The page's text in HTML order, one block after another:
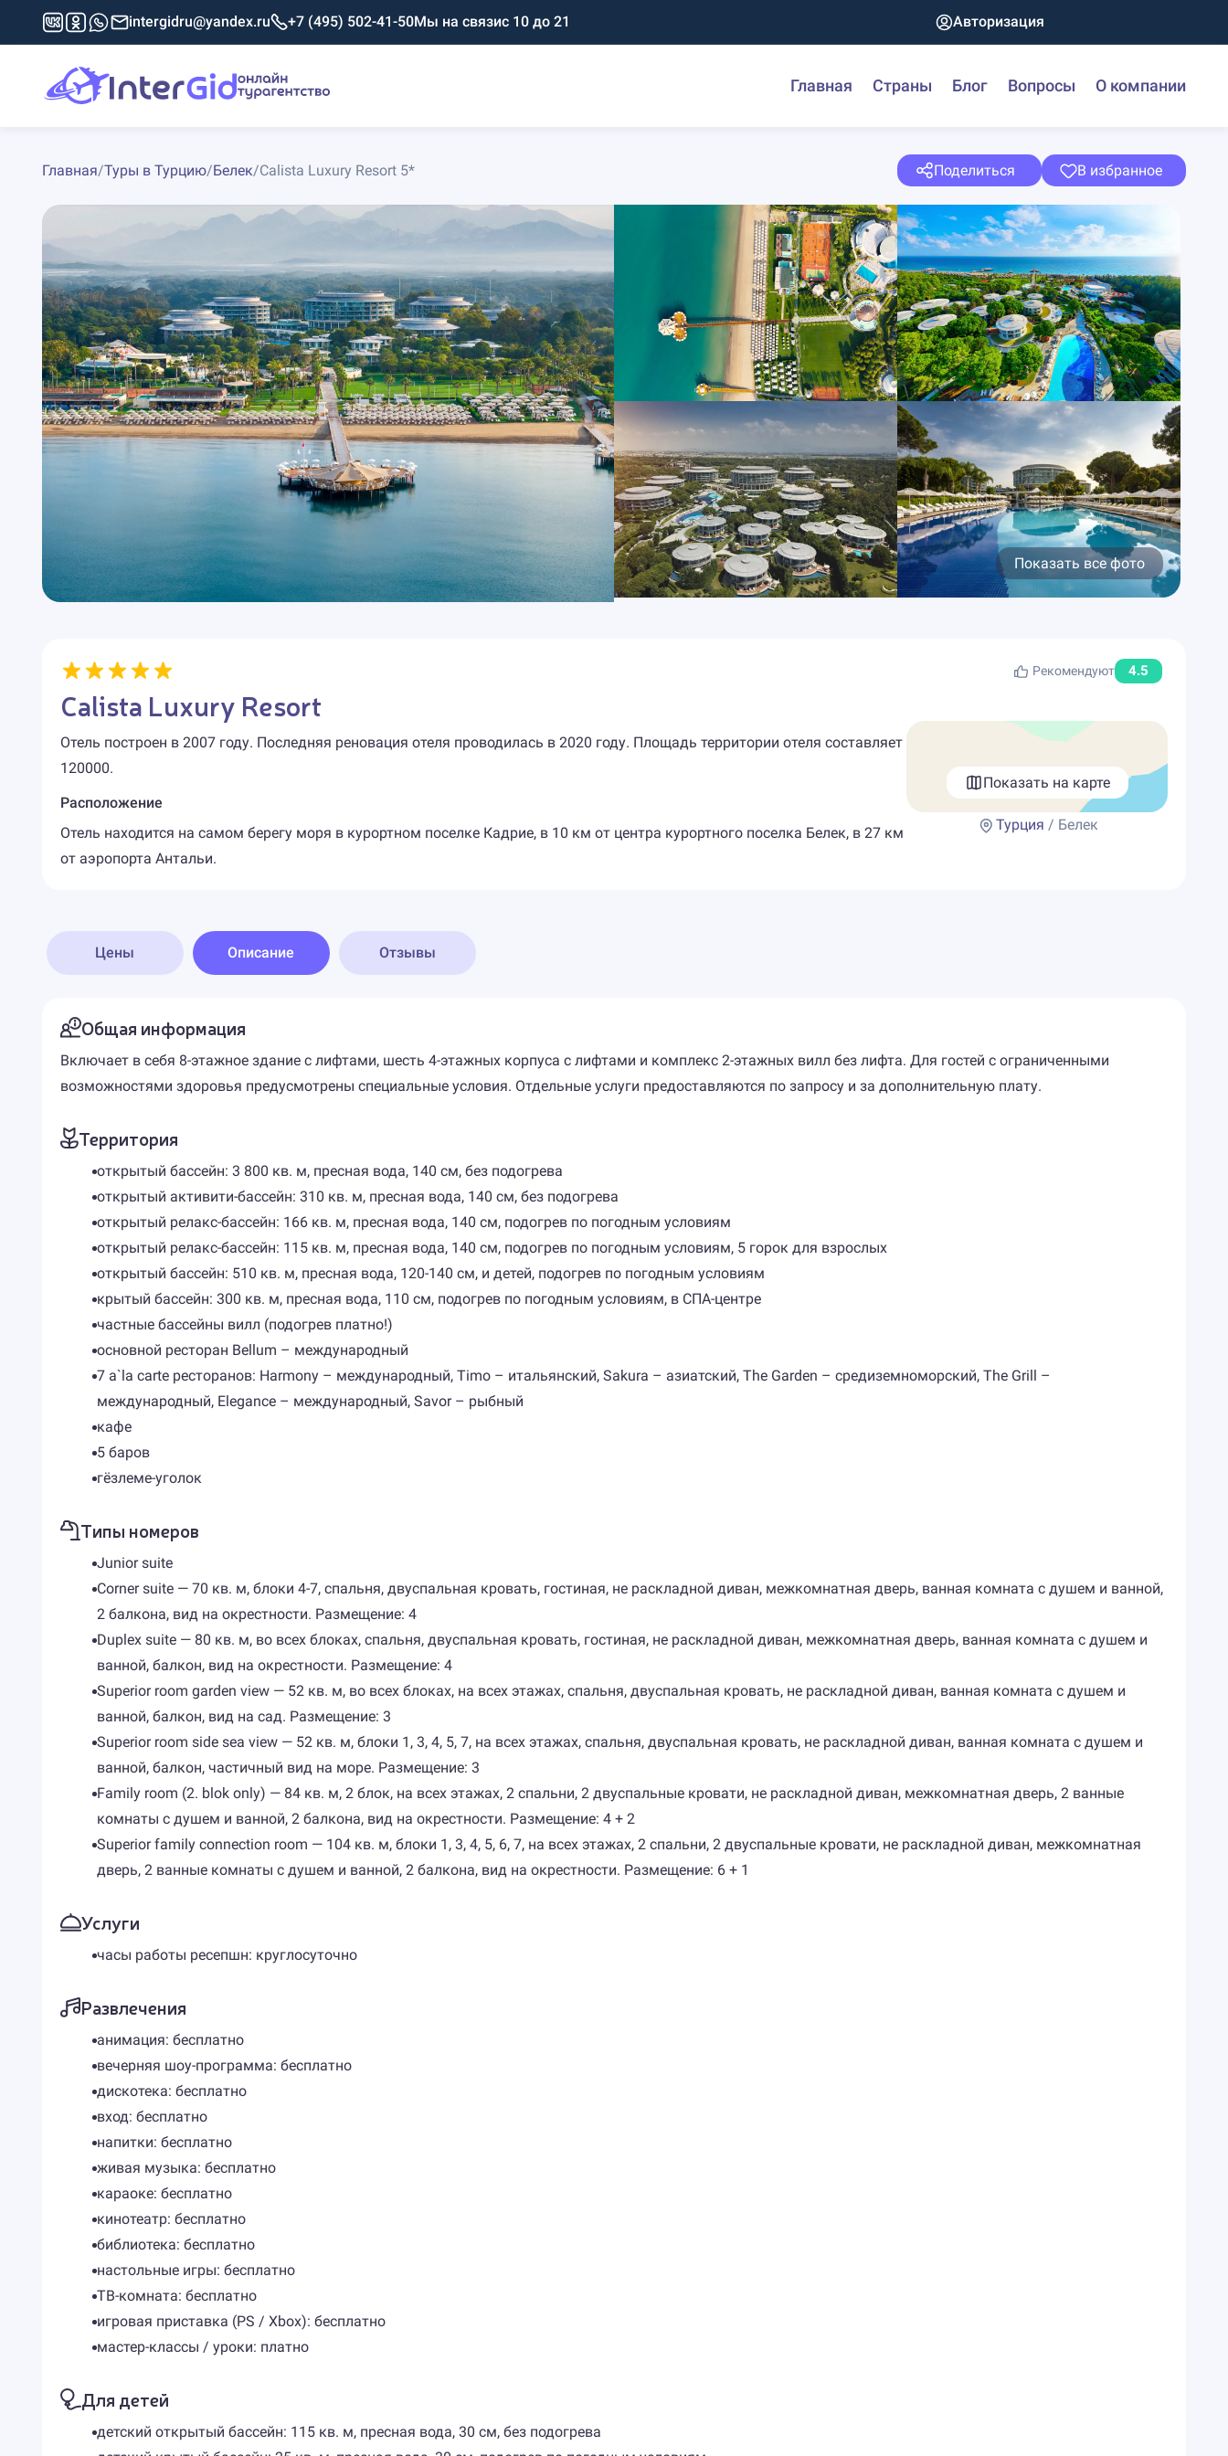
intergidru@yandex.ru +7 (495) 502-41-50Мы на связис 10 до 21 Авторизация
Главная Страны Блог Вопросы О компании
Главная/Туры в Турцию/Белек/Calista Luxury Resort 5* Поделиться В избранное
Показать все фото
Рекомендуют 4.5
Calista Luxury Resort
Отель построен в 2007 году. Последняя реновация отеля проводилась в 2020 году. Площадь территории отеля составляет
120000.
Расположение
Отель находится на самом берегу моря в курортном поселке Кадрие, в 10 км от центра курортного поселка Белек, в 27 км
от аэропорта Антальи.
Показать на карте
Турция / Белек
Цены Описание Отзывы
Общая информация
Включает в себя 8-этажное здание с лифтами, шесть 4-этажных корпуса с лифтами и комплекс 2-этажных вилл без лифта. Для гостей с ограниченными
возможностями здоровья предусмотрены специальные условия. Отдельные услуги предоставляются по запросу и за дополнительную плату.
Территория
открытый бассейн: 3 800 кв. м, пресная вода, 140 см, без подогрева
открытый активити-бассейн: 310 кв. м, пресная вода, 140 см, без подогрева
открытый релакс-бассейн: 166 кв. м, пресная вода, 140 см, подогрев по погодным условиям
открытый релакс-бассейн: 115 кв. м, пресная вода, 140 см, подогрев по погодным условиям, 5 горок для взрослых
открытый бассейн: 510 кв. м, пресная вода, 120-140 см, и детей, подогрев по погодным условиям
крытый бассейн: 300 кв. м, пресная вода, 110 см, подогрев по погодным условиям, в СПА-центре
частные бассейны вилл (подогрев платно!)
основной ресторан Bellum – международный
7 a`la carte ресторанов: Harmony – международный, Timo – итальянский, Sakura – азиатский, The Garden – средиземноморский, The Grill –
международный, Elegance – международный, Savor – рыбный
кафе
5 баров
гёзлеме-уголок
Типы номеров
Junior suite
Corner suite — 70 кв. м, блоки 4-7, спальня, двуспальная кровать, гостиная, не раскладной диван, межкомнатная дверь, ванная комната с душем и ванной,
2 балкона, вид на окрестности. Размещение: 4
Duplex suite — 80 кв. м, во всех блоках, спальня, двуспальная кровать, гостиная, не раскладной диван, межкомнатная дверь, ванная комната с душем и
ванной, балкон, вид на окрестности. Размещение: 4
Superior room garden view — 52 кв. м, во всех блоках, на всех этажах, спальня, двуспальная кровать, не раскладной диван, ванная комната с душем и
ванной, балкон, вид на сад. Размещение: 3
Superior room side sea view — 52 кв. м, блоки 1, 3, 4, 5, 7, на вcех этажах, спальня, двуспальная кровать, не раскладной диван, ванная комната с душем и
ванной, балкон, частичный вид на море. Размещение: 3
Family room (2. blok only) — 84 кв. м, 2 блок, на всех этажах, 2 спальни, 2 двуспальные кровати, не раскладной диван, межкомнатная дверь, 2 ванные
комнаты с душем и ванной, 2 балкона, вид на окрестности. Размещение: 4 + 2
Superior family connection room — 104 кв. м, блоки 1, 3, 4, 5, 6, 7, на всех этажах, 2 спальни, 2 двуспальные кровати, не раскладной диван, межкомнатная
дверь, 2 ванные комнаты с душем и ванной, 2 балкона, вид на окрестности. Размещение: 6 + 1
Услуги
часы работы ресепшн: круглосуточно
Развлечения
анимация: бесплатно
вечерняя шоу-программа: бесплатно
дискотека: бесплатно
вход: бесплатно
напитки: бесплатно
живая музыка: бесплатно
караоке: бесплатно
кинотеатр: бесплатно
библиотека: бесплатно
настольные игры: бесплатно
ТВ-комната: бесплатно
игровая приставка (PS / Xbox): бесплатно
мастер-классы / уроки: платно
Для детей
детский открытый бассейн: 115 кв. м, пресная вода, 30 см, без подогрева